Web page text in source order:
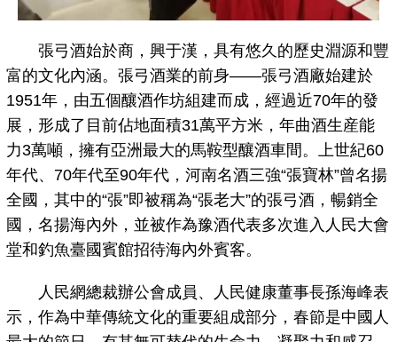
張弓酒始於商，興于漢，具有悠久的歷史淵源和豐
富的文化內涵。張弓酒業的前身——張弓酒廠始建於
1951年，由五個釀酒作坊組建而成，經過近70年的發
展，形成了目前佔地面積31萬平方米，年曲酒生産能
力3萬噸，擁有亞洲最大的馬鞍型釀酒車間。上世紀60
年代、70年代至90年代，河南名酒三強“張寶林”曾名揚
全國，其中的“張”即被稱為“張老大”的張弓酒，暢銷全
國，名揚海內外，並被作為豫酒代表多次進入人民大會
堂和釣魚臺國賓館招待海內外賓客。
人民網總裁辦公會成員、人民健康董事長孫海峰表
示，作為中華傳統文化的重要組成部分，春節是中國人